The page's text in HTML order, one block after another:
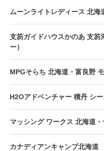
ムーンライトレディース 北海
支笏ガイドハウスかのあ 支笏
ー）
MPGそらち 北海道・富良野
H2Oアドベンチャー 積丹 シ
マッシング ワークス 北海道・
カナディアンキャンプ北海